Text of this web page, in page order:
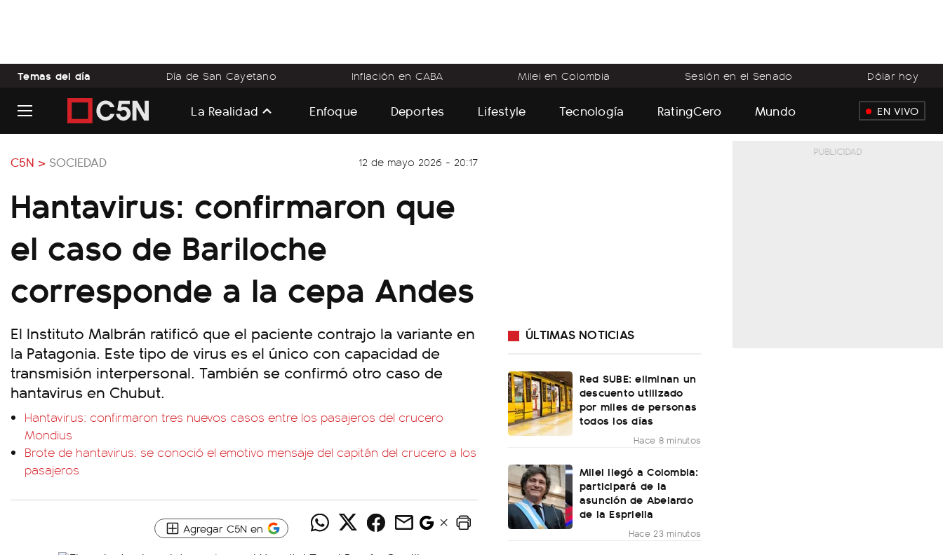
Temas del día Día de San Cayetano Inflación en CABA Milei en Colombia Sesión en el Senado Dólar hoy
La Realidad Enfoque Deportes Lifestyle Tecnología RatingCero Mundo EN VIVO
C5N > SOCIEDAD 12 de mayo 2026 - 20:17
Hantavirus: confirmaron que
el caso de Bariloche
corresponde a la cepa Andes
El Instituto Malbrán ratificó que el paciente contrajo la variante en
la Patagonia. Este tipo de virus es el único con capacidad de
transmisión interpersonal. También se confirmó otro caso de
hantavirus en Chubut.
Hantavirus: confirmaron tres nuevos casos entre los pasajeros del crucero
Mondius
Brote de hantavirus: se conoció el emotivo mensaje del capitán del crucero a los
pasajeros
Agregar C5N en
ÚLTIMAS NOTICIAS
Red SUBE: eliminan un
descuento utilizado
por miles de personas
todos los días
Hace 8 minutos
Milei llegó a Colombia:
participará de la
asunción de Abelardo
de la Espriella
Hace 23 minutos